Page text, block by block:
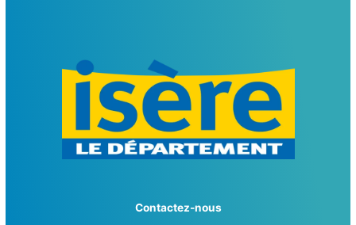
Contactez-nous